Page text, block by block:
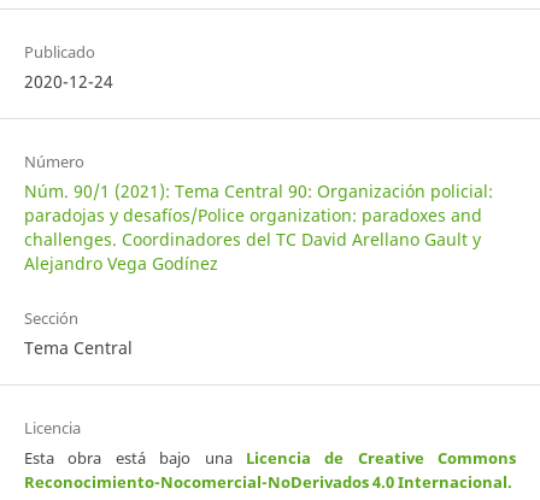
Publicado
2020-12-24
Número
Núm. 90/1 (2021): Tema Central 90: Organización policial:
paradojas y desafíos/Police organization: paradoxes and
challenges. Coordinadores del TC David Arellano Gault y
Alejandro Vega Godínez
Sección
Tema Central
Licencia
Esta obra está bajo una Licencia de Creative Commons
Reconocimiento-Nocomercial-NoDerivados 4.0 Internacional.